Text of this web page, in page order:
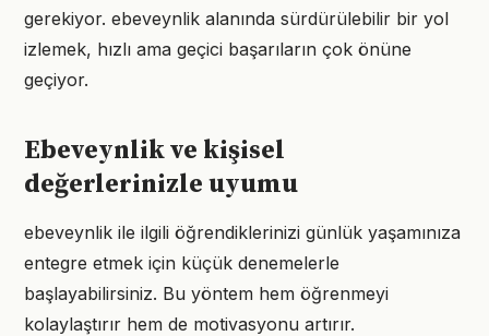
gerekiyor. ebeveynlik alanında sürdürülebilir bir yol
izlemek, hızlı ama geçici başarıların çok önüne
geçiyor.
Ebeveynlik ve kişisel
değerlerinizle uyumu
ebeveynlik ile ilgili öğrendiklerinizi günlük yaşamınıza
entegre etmek için küçük denemelerle
başlayabilirsiniz. Bu yöntem hem öğrenmeyi
kolaylaştırır hem de motivasyonu artırır.